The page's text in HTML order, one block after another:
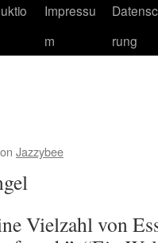
Impressu
m
rung
Jazzybee
Vielzahl von